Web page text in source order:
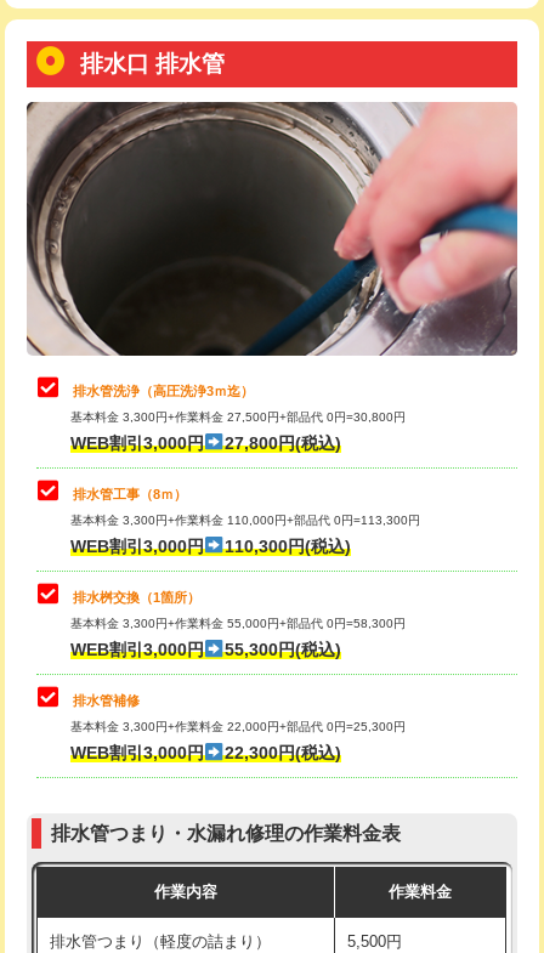
用（追加）/3ｍ超え)
給水管工事※（ライニング鋼管・銅
管・ポリ管・HT管使用/3ｍまで)
44,000円
給水管工事※（ライニング鋼管・銅
管・ポリ管・HT管使用/3ｍ超え)
+8,800円
排水管工事（土の掘削・埋め戻し作
業）
11,000円~
排水管工事（排水管工事/3ｍまで） 55,000円
排水管工事（追加 排水管工事/3ｍ超
え）
マス交換（土の掘削・埋め戻し作業）
マス交換（深さ50㎝未満）
マス交換（深さ50㎝以上） 66,000円
コンクリート斫り（厚さ10㎝まで）
コンクリート斫り（厚さ10㎝超え）
モルタル補修（厚さ10㎝まで）
モルタル補修（厚さ10㎝超え）
追加人工 16,500円
現場見積
トーラー機使用/3mまで
追加トーラー機使用/3m超え +3,300円
カメラ調査 33,000円
桝清掃 8,800円
止水・漏水調査・防水処理・清掃・修
理・調整・分解・加工など（軽作業）
11,000円
止水・漏水調査・防水処理・清掃・修
理・調整・分解・加工など（中作業）
22,000円
止水・漏水調査・防水処理・清掃・修
理・調整・分解・加工など（重作業）
33,000円
その他部品の脱着
交換・取付（タンク） 22,000円+材料費
交換・取付(単水栓（壁付・デッキ
式）)
交換・取付(混合水栓（壁付・デッキ
式・ワンホール）)
16,500円+材料費
交換・取付(排水栓・排水トラップ
交換・取付（その他部品） 11,000円+材料費
持込商品取付（単水栓） 13,200円
持込商品取付（混合水栓） 16,500円
排水口 排水管
排水管洗浄（高圧洗浄3ｍ迄）
基本料金 3,300円+作業料金 27,500円+部品代 0円=30,800円
WEB割引3,000円 27,800円(税込)
排水管工事（8ｍ）
基本料金 3,300円+作業料金 110,000円+部品代 0円=113,300円
WEB割引3,000円 110,300円(税込)
排水桝交換（1箇所）
基本料金 3,300円+作業料金 55,000円+部品代 0円=58,300円
WEB割引3,000円 55,300円(税込)
排水管補修
基本料金 3,300円+作業料金 22,000円+部品代 0円=25,300円
WEB割引3,000円 22,300円(税込)
排水管つまり・水漏れ修理の作業料金表
作業内容 作業料金
排水管つまり（軽度の詰まり） 5,500円